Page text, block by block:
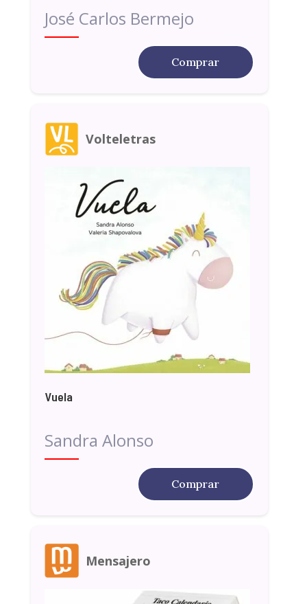
José Carlos Bermejo
Comprar
Volteletras
Vuela
Sandra Alonso
Comprar
Mensajero